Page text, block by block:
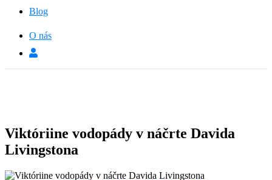
Blog
O nás
Viktóriine vodopády v náčrte Davida
Livingstona